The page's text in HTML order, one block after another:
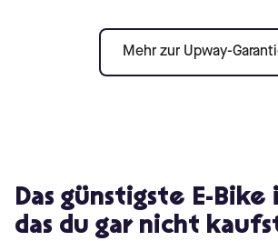
Mehr zur Upway-
Das günstigste E-Bike
das du gar nicht